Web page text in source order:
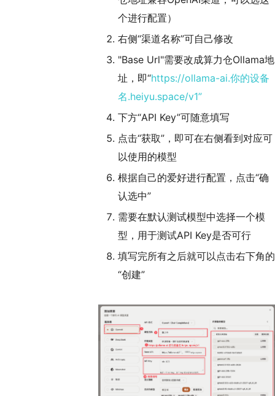
个进行配置）
右侧“渠道名称”可自己修改
"Base Url"需要改成算力仓Ollama地
址，即“https://ollama-ai.你的设备
名.heiyu.space/v1”
下方“API Key”可随意填写
点击“获取”，即可在右侧看到对应可
以使用的模型
根据自己的爱好进行配置，点击“确
认选中”
需要在默认测试模型中选择一个模
型，用于测试API Key是否可行
填写完所有之后就可以点击右下角的
“创建”